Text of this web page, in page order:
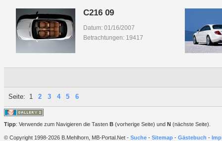
C216 09
Datum: 01/16/2007
Betrachtungen: 19417
Seite: 1 2 3 4 5 6
Tipp: Verwende zum Navigieren die Tasten B (vorherige Seite) und N (nächste Seite).
© Copyright 1998-2026 B.Mehlhorn, MB-Portal.Net - Suche - Sitemap - Gästebuch -